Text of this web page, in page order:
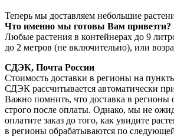
Теперь мы доставляем небольшие
Что именно мы готовы Вам привезти?
Любые растения в контейнерах до 9
до 2 метров (не включительно), или
СДЭК, Почта России
Стоимость доставки в регионы на
СДЭК рассчитывается автоматически
Важно помнить, что доставка в регионы
строго после оплаты. Однако, мы не
оплатите заказ до того, как увидите
в регионы обрабатываются по